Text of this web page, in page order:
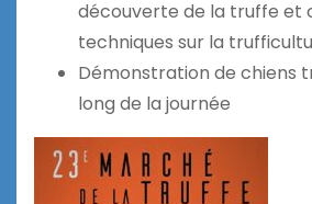
découverte de la truffe et
techniques sur la
Démonstration de chiens
long de la journée